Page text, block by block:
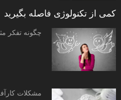
کمی از تکنولوژی فاصله بگیرید
چگونه تفکر
مشکلات